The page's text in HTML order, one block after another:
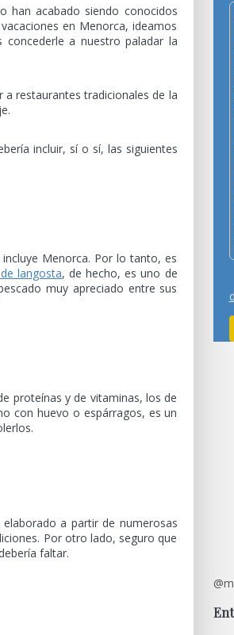
han acabado siendo conocidos
en Menorca, ideamos
concederle a nuestro paladar la
restaurantes tradicionales de la
incluir, sí o sí, las siguientes
Menorca. Por lo tanto, es
langosta, de hecho, es uno de
muy apreciado entre sus
proteínas y de vitaminas, los de
con huevo o espárragos, es un
a partir de numerosas
Por otro lado, seguro que
faltar.